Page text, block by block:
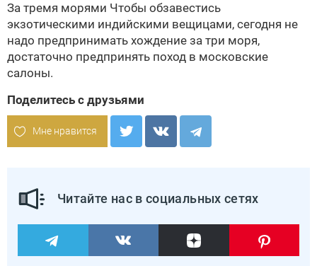
За тремя морями Чтобы обзавестись
экзотическими индийскими вещицами, сегодня не
надо предпринимать хождение за три моря,
достаточно предпринять поход в московские
салоны.
Поделитесь с друзьями
Мне нравится
Читайте нас в социальных сетях